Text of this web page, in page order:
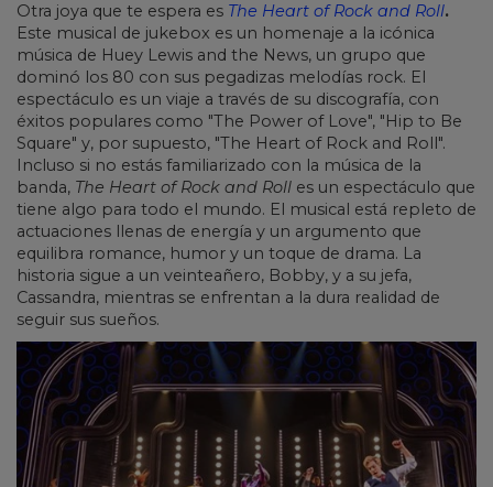
Otra joya que te espera es The Heart of Rock and Roll.
Este musical de jukebox es un homenaje a la icónica
música de Huey Lewis and the News, un grupo que
dominó los 80 con sus pegadizas melodías rock. El
espectáculo es un viaje a través de su discografía, con
éxitos populares como "The Power of Love", "Hip to Be
Square" y, por supuesto, "The Heart of Rock and Roll".
Incluso si no estás familiarizado con la música de la
banda, The Heart of Rock and Roll es un espectáculo que
tiene algo para todo el mundo. El musical está repleto de
actuaciones llenas de energía y un argumento que
equilibra romance, humor y un toque de drama. La
historia sigue a un veinteañero, Bobby, y a su jefa,
Cassandra, mientras se enfrentan a la dura realidad de
seguir sus sueños.